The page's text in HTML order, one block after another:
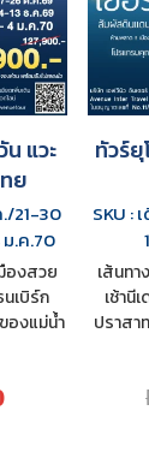
แวะ
ย
./21-30
.ค.70
องสวย
เบิร์ก
องแม่น้ำ
ทัวร์
SKU :
เส้นทา
เช้านี
ปราสา